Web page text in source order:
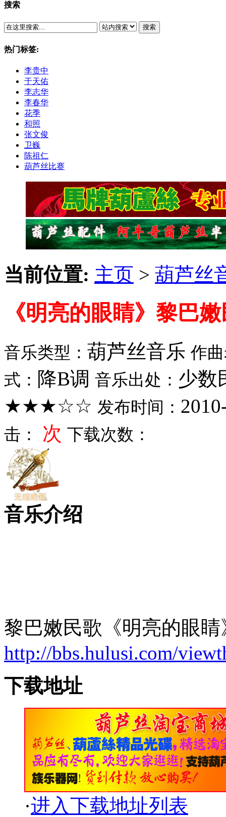
搜索
搜索
热门标签:
李贵中
于天佑
李志华
李春华
花季
和照
张文俊
卫巍
陈祖仁
葫芦丝比赛
当前位置: 主页 > 葫芦丝
《明亮的眼睛》黎巴
音乐类型： 葫芦丝音乐 作
式： 降B调 音乐出处： 少数
★★★☆☆ 发布时间：
击： 次 下载次数：
音乐介绍
黎巴嫩民歌《明亮的眼
http://bbs.hulusi.com/
下载地址
·进入下载地址列表